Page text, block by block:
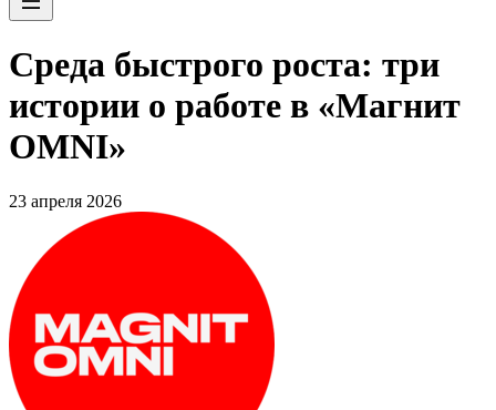
Среда быстрого роста: три
истории о работе в «Магнит
OMNI»
23 апреля 2026